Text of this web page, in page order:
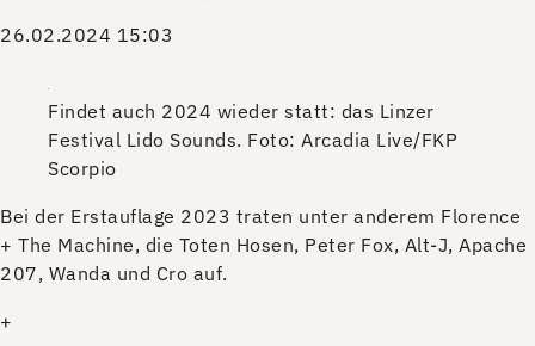
26.02.2024 15:03
Findet auch 2024 wieder statt: das Linzer
Festival Lido Sounds. Foto: Arcadia Live/FKP
Scorpio
Bei der Erstauflage 2023 traten unter anderem Florence
+ The Machine, die Toten Hosen, Peter Fox, Alt-J, Apache
207, Wanda und Cro auf.
+